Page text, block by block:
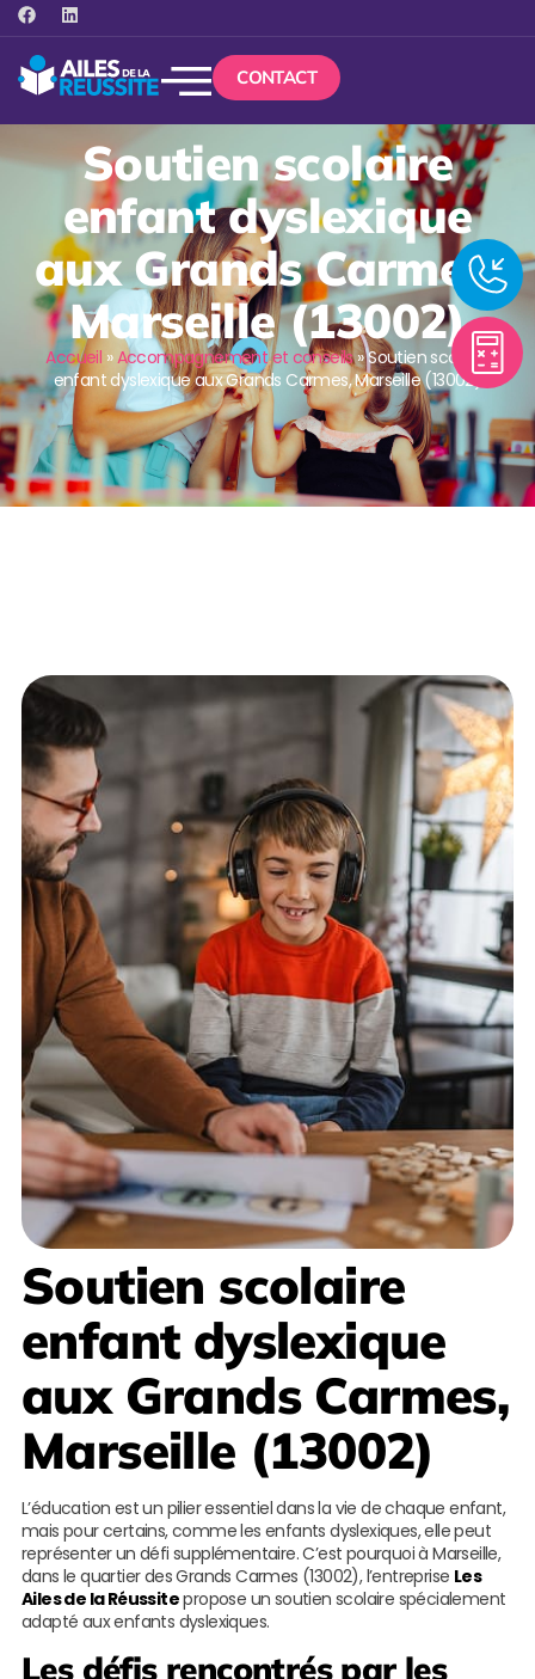
CONTACT
Soutien scolaire
enfant dyslexique
aux Grands Carmes,
Marseille (13002)
Accueil »Accompagnement et conseils»Soutien scolaire
enfant dyslexique aux Grands Carmes, Marseille (13002)
Soutien scolaire
enfant dyslexique
aux Grands Carmes,
Marseille (13002)
L’éducation est un pilier essentiel dans la vie de chaque enfant,
mais pour certains, comme les enfants dyslexiques, elle peut
représenter un défi supplémentaire. C’est pourquoi à Marseille,
dans le quartier des Grands Carmes (13002), l’entreprise Les
Ailes de la Réussitepropose un soutien scolaire spécialement
adapté aux enfants dyslexiques.
Les défis rencontrés par les